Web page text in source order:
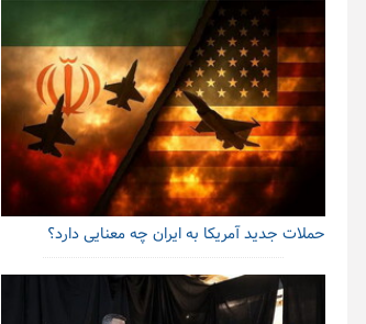
حملات جدید آمریکا به ایران چه معنایی دارد؟